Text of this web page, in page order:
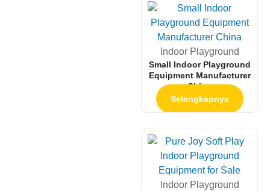
Indoor Playground
Small Indoor Playground
Equipment Manufacturer
China
Selengkapnya
Indoor Playground